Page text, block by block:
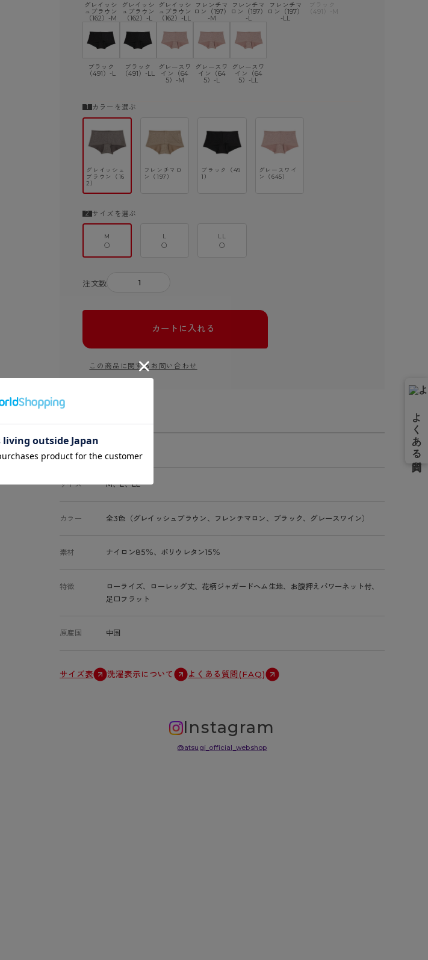
グレイッシ
ュブラウン
（162）-M
グレイッシ
ュブラウン
（162）-L
グレイッシ
ュブラウン
（162）-LL
フレンチマ
ロン（197）
-M
フレンチマ
ロン（197）
-L
フレンチマ
ロン（197）
-LL
ブラック
（491）-M
ブラック
（491）-L
ブラック
（491）-LL
グレースワ
イン（64
5）-M
グレースワ
イン（64
5）-L
グレースワ
イン（64
5）-LL
カラーを選ぶ
グレイッシュ
ブラウン（16
2）
フレンチマロ
ン（197）
ブラック（49
1）
グレースワイ
ン（645）
サイズを選ぶ
M
○
L
○
LL
○
注文数
カートに入れる
この商品に関するお問い合わせ
サイズ M、L、LL
カラー 全3色（グレイッシュブラウン、フレンチマロン、ブラック、グレースワイン）
素材 ナイロン85％、ポリウレタン15％
特徴
ローライズ、ローレッグ丈、花柄ジャガードヘム生地、お腹押えパワーネット付、
足口フラット
原産国 中国
サイズ表 洗濯表示について よくある質問(FAQ)
Instagram
@atsugi_official_webshop